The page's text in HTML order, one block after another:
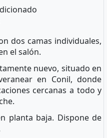
dos camas individuales,
el salón.
nuevo, situado en
en Conil, donde
cercanas a todo y
planta baja. Dispone de